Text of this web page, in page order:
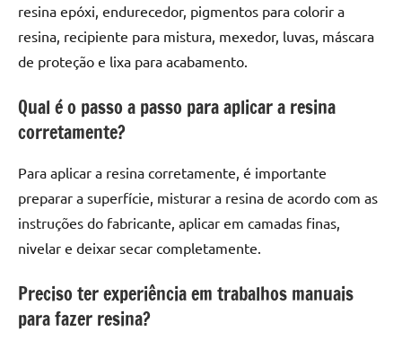
resina epóxi, endurecedor, pigmentos para colorir a
resina, recipiente para mistura, mexedor, luvas, máscara
de proteção e lixa para acabamento.
Qual é o passo a passo para aplicar a resina
corretamente?
Para aplicar a resina corretamente, é importante
preparar a superfície, misturar a resina de acordo com as
instruções do fabricante, aplicar em camadas finas,
nivelar e deixar secar completamente.
Preciso ter experiência em trabalhos manuais
para fazer resina?